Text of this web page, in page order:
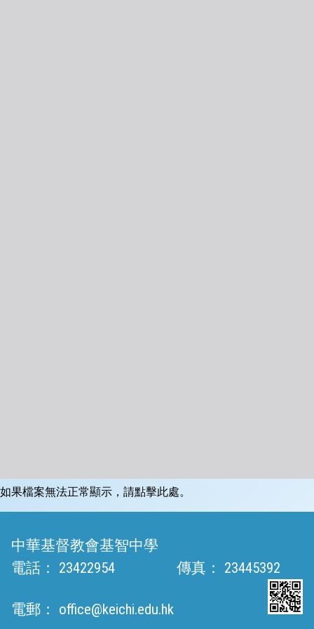
如果檔案無法正常顯示，請點擊此處。
中華基督教會基智中學
電話：
23422954 傳真： 23445392
電郵： office@keichi.edu.hk